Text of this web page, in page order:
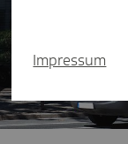
Impressum